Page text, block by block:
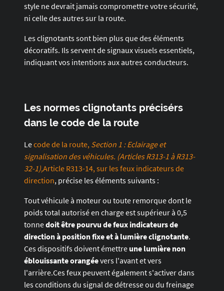
style ne devrait jamais compromettre votre sécurité,
ni celle des autres sur la route.
Les clignotants sont bien plus que des éléments
décoratifs. Ils servent de signaux visuels essentiels,
indiquant vos intentions aux autres conducteurs.
Les normes clignotants précisérs
dans le code de la route
Lecode de la route, Section 1 : Eclairage et
signalisation des véhicules. (Articles R313-1 à R313-
32-1),Article R313-14, sur les feux indicateurs de
direction, précise les éléments suivants :
Tout véhicule à moteur ou toute remorque dont le
poids total autorisé en charge est supérieur à 0,5
tonnedoit être pourvu de feux indicateurs de
direction à position fixeet à lumière clignotante.
Ces dispositifs doivent émettre une lumière non
éblouissante orangéevers l'avant et vers
l'arrière.Ces feux peuvent également s'activer dans
les conditions du signal de détresse ou du freinage